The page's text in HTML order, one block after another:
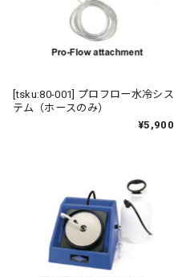
[tsku:80-001] プロフロー水冷シス
テム（ホースのみ）
¥5,900